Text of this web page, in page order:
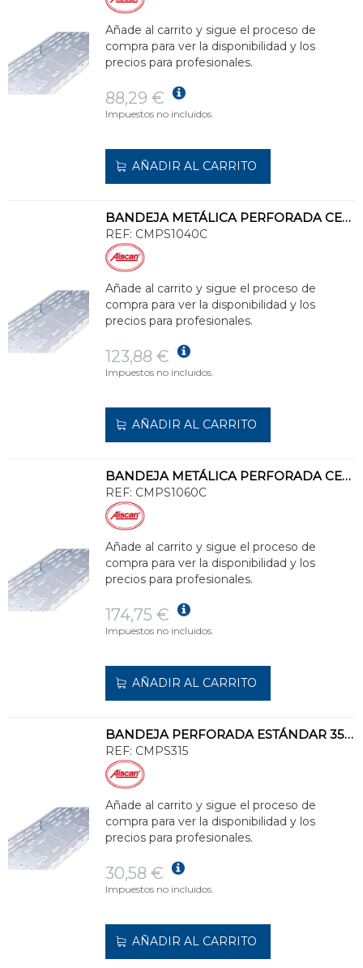
Añade al carrito y sigue el proceso de
compra para ver la disponibilidad y los
precios para profesionales.
88,29 €
Impuestos no incluidos.
AÑADIR AL CARRITO
BANDEJA METÁLICA PERFORADA CERTIFICADA 100x400 GALVANIZADO SENZIMIR
REF: CMPS1040C
Añade al carrito y sigue el proceso de
compra para ver la disponibilidad y los
precios para profesionales.
123,88 €
Impuestos no incluidos.
AÑADIR AL CARRITO
BANDEJA METÁLICA PERFORADA CERTIFICADA 100x600 GALVANIZADO SENZIMIR
REF: CMPS1060C
Añade al carrito y sigue el proceso de
compra para ver la disponibilidad y los
precios para profesionales.
174,75 €
Impuestos no incluidos.
AÑADIR AL CARRITO
BANDEJA PERFORADA ESTÁNDAR 35x150 GALVANIZADO SENZIMIR
REF: CMPS315
Añade al carrito y sigue el proceso de
compra para ver la disponibilidad y los
precios para profesionales.
30,58 €
Impuestos no incluidos.
AÑADIR AL CARRITO